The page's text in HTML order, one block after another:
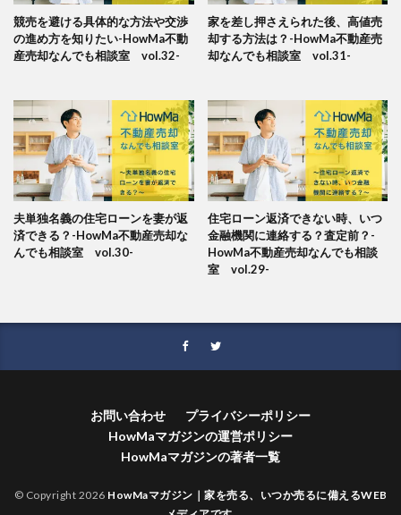
競売を避ける具体的な方法や交渉
の進め方を知りたい-HowMa不動
産売却なんでも相談室 vol.32-
家を差し押さえられた後、高値売
却する方法は？-HowMa不動産売
却なんでも相談室 vol.31-
夫単独名義の住宅ローンを妻が返
済できる？-HowMa不動産売却な
んでも相談室 vol.30-
住宅ローン返済できない時、いつ
金融機関に連絡する？査定前？-
HowMa不動産売却なんでも相談
室 vol.29-
お問い合わせ
プライバシーポリシー
HowMaマガジンの運営ポリシー
HowMaマガジンの著者一覧
© Copyright 2026 HowMaマガジン｜家を売る、いつか売るに備えるWEB